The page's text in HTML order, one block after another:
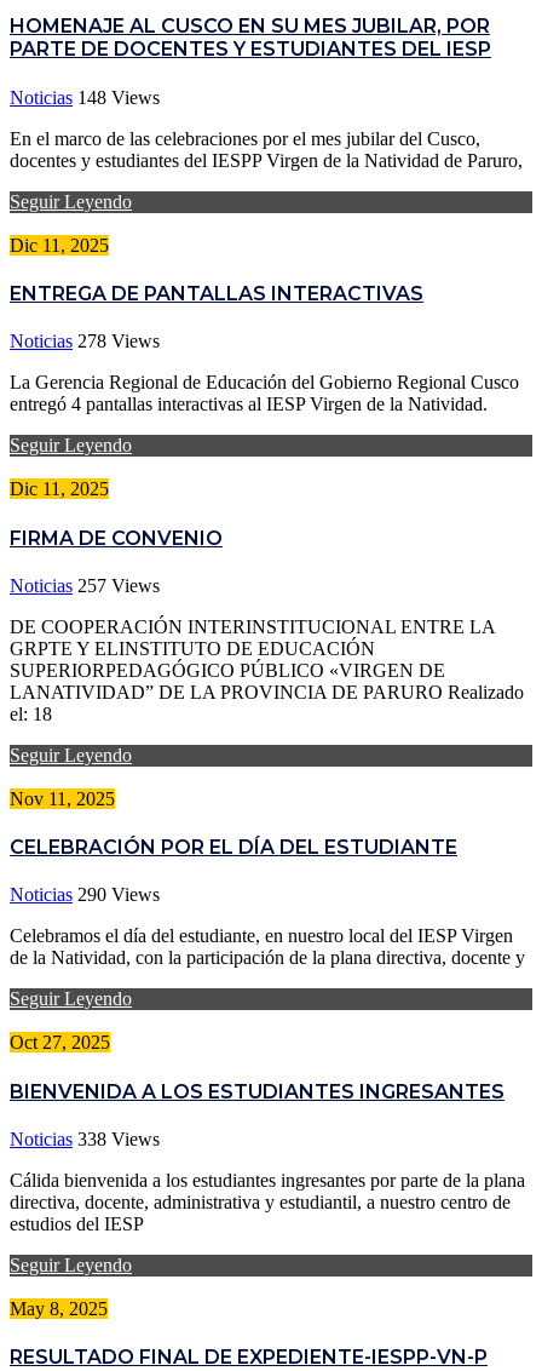
HOMENAJE AL CUSCO EN SU MES JUBILAR, POR
PARTE DE DOCENTES Y ESTUDIANTES DEL IESP
Noticias 148 Views
En el marco de las celebraciones por el mes jubilar del Cusco,
docentes y estudiantes del IESPP Virgen de la Natividad de Paruro,
Seguir Leyendo
Dic 11, 2025
ENTREGA DE PANTALLAS INTERACTIVAS
Noticias 278 Views
La Gerencia Regional de Educación del Gobierno Regional Cusco
entregó 4 pantallas interactivas al IESP Virgen de la Natividad.
Seguir Leyendo
Dic 11, 2025
FIRMA DE CONVENIO
Noticias 257 Views
DE COOPERACIÓN INTERINSTITUCIONAL ENTRE LA
GRPTE Y ELINSTITUTO DE EDUCACIÓN
SUPERIORPEDAGÓGICO PÚBLICO «VIRGEN DE
LANATIVIDAD” DE LA PROVINCIA DE PARURO Realizado
el: 18
Seguir Leyendo
Nov 11, 2025
CELEBRACIÓN POR EL DÍA DEL ESTUDIANTE
Noticias 290 Views
Celebramos el día del estudiante, en nuestro local del IESP Virgen
de la Natividad, con la participación de la plana directiva, docente y
Seguir Leyendo
Oct 27, 2025
BIENVENIDA A LOS ESTUDIANTES INGRESANTES
Noticias 338 Views
Cálida bienvenida a los estudiantes ingresantes por parte de la plana
directiva, docente, administrativa y estudiantil, a nuestro centro de
estudios del IESP
Seguir Leyendo
May 8, 2025
RESULTADO FINAL DE EXPEDIENTE-IESPP-VN-P